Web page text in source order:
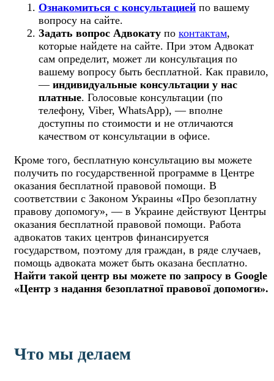
Ознакомиться с консультацией по вашему
вопросу на сайте.
Задать вопрос Адвокату по контактам,
которые найдете на сайте. При этом Адвокат
сам определит, может ли консультация по
вашему вопросу быть бесплатной. Как правило,
— индивидуальные консультации у нас
платные. Голосовые консультации (по
телефону, Viber, WhatsApp), — вполне
доступны по стоимости и не отличаются
качеством от консультации в офисе.
Кроме того, бесплатную консультацию вы можете
получить по государственной программе в Центре
оказания бесплатной правовой помощи. В
соответствии с Законом Украины «Про безоплатну
правову допомогу», — в Украине действуют Центры
оказания бесплатной правовой помощи. Работа
адвокатов таких центров финансируется
государством, поэтому для граждан, в ряде случаев,
помощь адвоката может быть оказана бесплатно.
Найти такой центр вы можете по запросу в Google
«Центр з надання безоплатної правової допомоги».
Что мы делаем